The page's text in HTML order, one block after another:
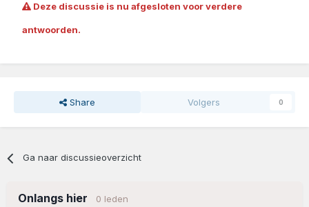
Deze discussie is nu afgesloten voor verdere
antwoorden.
Share Volgers 0
Ga naar discussieoverzicht
Onlangs hier 0 leden